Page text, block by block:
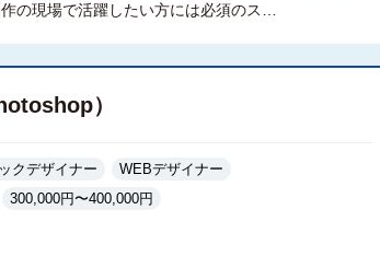
の現場で活躍したい方には必須のス…
）
クデザイナー
WEBデザイナー
300,000円〜400,000円